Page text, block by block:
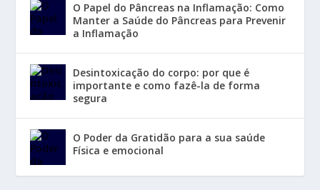
O Papel do Pâncreas na Inflamação: Como
Manter a Saúde do Pâncreas para Prevenir
a Inflamação
Desintoxicação do corpo: por que é
importante e como fazê-la de forma
segura
O Poder da Gratidão para a sua saúde
Física e emocional